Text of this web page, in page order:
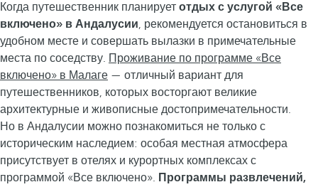
Когда путешественник планирует отдых с услугой «Все
включено» в Андалусии, рекомендуется остановиться в
удобном месте и совершать вылазки в примечательные
места по соседству. Проживание по программе «Все
включено» в Малаге — отличный вариант для
путешественников, которых восторгают великие
архитектурные и живописные достопримечательности.
Но в Андалусии можно познакомиться не только с
историческим наследием: особая местная атмосфера
присутствует в отелях и курортных комплексах с
программой «Все включено». Программы развлечений,